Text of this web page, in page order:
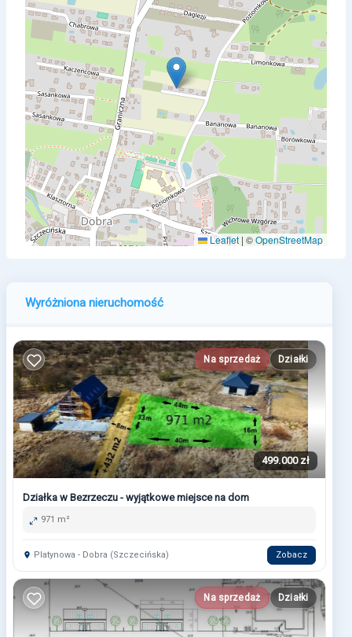
Leaflet | ©OpenStreetMap
Wyróżniona nieruchomość
Na sprzedaż Działki
499.000 zł
Działka w Bezrzeczu - wyjątkowe miejsce na dom
971 m²
Platynowa - Dobra (Szczecińska) Zobacz
Na sprzedaż Działki